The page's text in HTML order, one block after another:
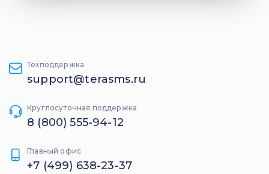
Техподдержка
support@terasms.ru
Круглосуточная поддержка
8 (800) 555-94-12
Главный офис
+7 (499) 638-23-37